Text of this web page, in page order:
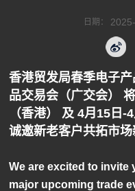
日期：
香港贸发局春季电子
品交易会（广交会）
（香港） 及 4月15日-
诚邀新老客户共拓市场
We are excited to invite
major upcoming trade